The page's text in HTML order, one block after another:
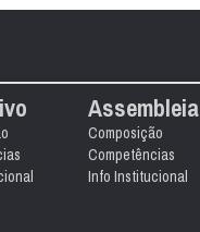
Assembleia
Composição
Competências
Info Institucional